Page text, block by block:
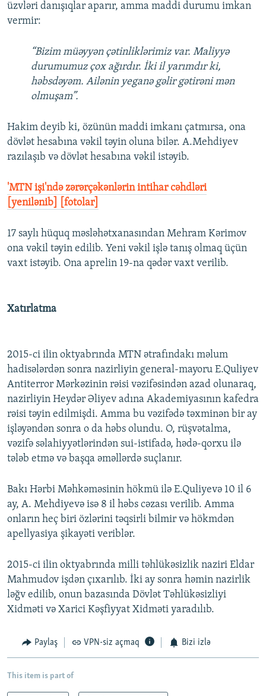
üzvləri danışıqlar aparır, amma maddi durumu imkan
vermir:
“Bizim müəyyən çətinliklərimiz var. Maliyyə
durumumuz çox ağırdır. İki il yarımdır ki,
həbsdəyəm. Ailənin yeganə gəlir gətirəni mən
olmuşam”.
Hakim deyib ki, özünün maddi imkanı çatmırsa, ona
dövlət hesabına vəkil təyin oluna bilər. A.Mehdiyev
razılaşıb və dövlət hesabına vəkil istəyib.
'MTN işi'ndə zərərçəkənlərin intihar cəhdləri
[yenilənib] [fotolar]
17 saylı hüquq məsləhətxanasından Mehram Kərimov
ona vəkil təyin edilib. Yeni vəkil işlə tanış olmaq üçün
vaxt istəyib. Ona aprelin 19-na qədər vaxt verilib.
Xatırlatma
2015-ci ilin oktyabrında MTN ətrafındakı məlum
hadisələrdən sonra nazirliyin general-mayoru E.Quliyev
Antiterror Mərkəzinin rəisi vəzifəsindən azad olunaraq,
nazirliyin Heydər Əliyev adına Akademiyasının kafedra
rəisi təyin edilmişdi. Amma bu vəzifədə təxminən bir ay
işləyəndən sonra o da həbs olundu. O, rüşvətalma,
vəzifə səlahiyyətlərindən sui-istifadə, hədə-qorxu ilə
tələb etmə və başqa əməllərdə suçlanır.
Bakı Hərbi Məhkəməsinin hökmü ilə E.Quliyevə 10 il 6
ay, A. Mehdiyevə isə 8 il həbs cəzası verilib. Amma
onların heç biri özlərini təqsirli bilmir və hökmdən
apellyasiya şikayəti veriblər.
2015-ci ilin oktyabrında milli təhlükəsizlik naziri Eldar
Mahmudov işdən çıxarılıb. İki ay sonra həmin nazirlik
ləğv edilib, onun bazasında Dövlət Təhlükəsizliyi
Xidməti və Xarici Kəşfiyyat Xidməti yaradılıb.
Paylaş VPN-siz açmaq Bizi izlə
This item is part of